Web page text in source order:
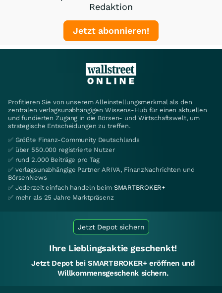
Redaktion
Jetzt abonnieren!
Profitieren Sie von unserem Alleinstellungsmerkmal als den
zentralen verlagsunabhängigen Wissens-Hub für einen aktuellen
und fundierten Zugang in die Börsen- und Wirtschaftswelt, um
strategische Entscheidungen zu treffen.
✅ Größte Finanz-Community Deutschlands
✅ über 550.000 registrierte Nutzer
✅ rund 2.000 Beiträge pro Tag
✅ verlagsunabhängige Partner ARIVA, FinanzNachrichten und
BörsenNews
✅ Jederzeit einfach handeln beim SMARTBROKER+
✅ mehr als 25 Jahre Marktpräsenz
Jetzt Depot sichern
Ihre Lieblingsaktie geschenkt!
Jetzt Depot bei SMARTBROKER+ eröffnen und
Willkommensgeschenk sichern.